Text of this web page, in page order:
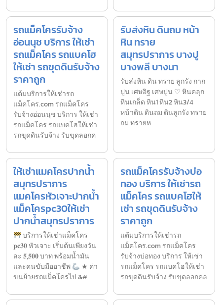
รถแม็คโครรับจ้าง
อ่อนนุช บริการ ให้เช่า
รถแม็คโคร รถแบคโฮ
ให้เช่า รถขุดดินรับจ้าง
ราคาถูก
แต้มบริการให้เช่ารถ
แม็คโคร.com รถแม็คโคร
รับจ้างอ่อนนุช บริการ ให้เช่า
รถแม็คโคร รถแบคโฮให้เช่า
รถขุดดินรับจ้าง รับขุดลอกค
รับส่งหิน ดินถม หน้า
หิน ทราย
สมุทรปราการ บางปู
บางพลี บางนา
รับส่งหิน ดิน ทราย ลูกรัง กาก
ปูน เศษอิฐ เศษปูน ♡︎ หินคลุก
หินเกล็ด หิน1 หิน2 หิน3/4
หน้าดิน ดินถม ดินลูกรัง ทราย
ถม ทรายห
ให้เช่าแมคโครปากน้ำ
สมุทรปราการ
แมคโครหัวเจาะปากน้ำ
แม็คโครpc30ให้เช่า
ปากน้ำสมุทรปราการ
บริการให้เช่าแม็คโคร
𝐩𝐜𝟑𝟎 หัวเจาะ เริ่มต้นเพียงวัน
ละ 𝟓,𝟓𝟎𝟎 บาท พร้อมน้ำมัน
และคนขับมืออาชีพ
★ ค่า
ขนย้ายรถแม็คโครไป &#
รถแม็คโครรับจ้างบ่อ
ทอง บริการ ให้เช่ารถ
แม็คโคร รถแบคโฮให้
เช่า รถขุดดินรับจ้าง
ราคาถูก
แต้มบริการให้เช่ารถ
แม็คโคร.com รถแม็คโคร
รับจ้างบ่อทอง บริการ ให้เช่า
รถแม็คโคร รถแบคโฮให้เช่า
รถขุดดินรับจ้าง รับขุดลอกคล